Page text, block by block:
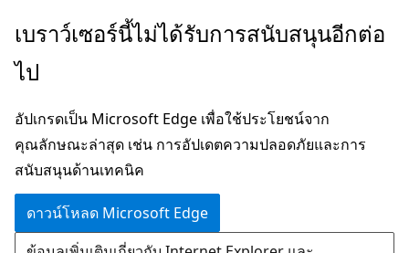
ข้าม
ยัง
หลัก
เบราว์เซอร์นี้ไม่ได้รับการสนับสนุนอีกต่อ
ไป
อัปเกรดเป็น Microsoft Edge เพื่อใช้ประโยชน์จาก
คุณลักษณะล่าสุด เช่น การอัปเดตความปลอดภัยและการ
สนับสนุนด้านเทคนิค
ดาวน์โหลด Microsoft Edge